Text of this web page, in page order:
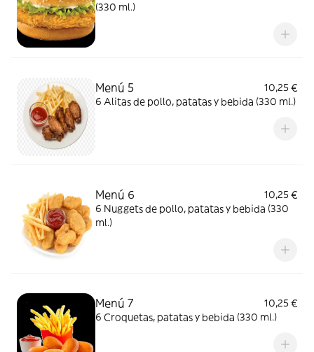
(330 ml.)
Menú 5
10,25 €
6 Alitas de pollo, patatas y bebida (330 ml.)
Menú 6
10,25 €
6 Nuggets de pollo, patatas y bebida (330
ml.)
Menú 7
10,25 €
6 Croquetas, patatas y bebida (330 ml.)